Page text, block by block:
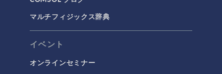
マルチフィジックス辞典
イベント
オンラインセミナー